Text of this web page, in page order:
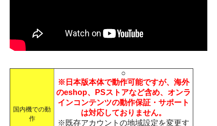
国内機での動
作
○
※日本版本体で動作可能ですが、海外
のeshop、PSストアなど含め、オンラ
インコンテンツの動作保証・サポート
は対応しておりません。
※既存アカウントの地域設定を変更す